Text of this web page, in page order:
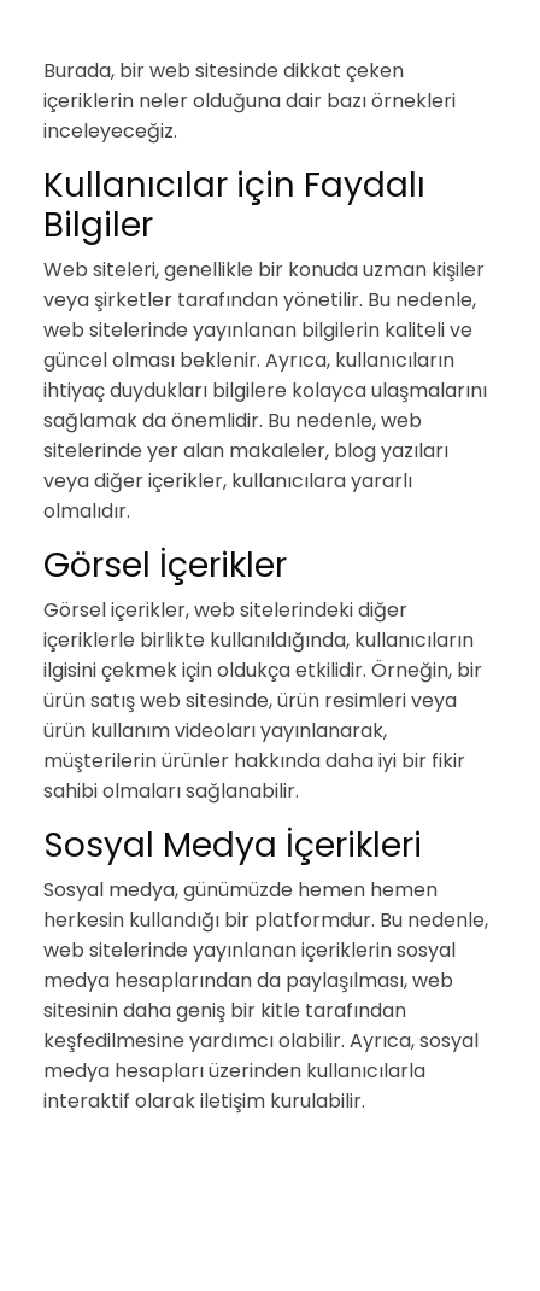
Burada, bir web sitesinde dikkat çeken
içeriklerin neler olduğuna dair bazı örnekleri
inceleyeceğiz.
Kullanıcılar için Faydalı
Bilgiler
Web siteleri, genellikle bir konuda uzman kişiler
veya şirketler tarafından yönetilir. Bu nedenle,
web sitelerinde yayınlanan bilgilerin kaliteli ve
güncel olması beklenir. Ayrıca, kullanıcıların
ihtiyaç duydukları bilgilere kolayca ulaşmalarını
sağlamak da önemlidir. Bu nedenle, web
sitelerinde yer alan makaleler, blog yazıları
veya diğer içerikler, kullanıcılara yararlı
olmalıdır.
Görsel İçerikler
Görsel içerikler, web sitelerindeki diğer
içeriklerle birlikte kullanıldığında, kullanıcıların
ilgisini çekmek için oldukça etkilidir. Örneğin, bir
ürün satış web sitesinde, ürün resimleri veya
ürün kullanım videoları yayınlanarak,
müşterilerin ürünler hakkında daha iyi bir fikir
sahibi olmaları sağlanabilir.
Sosyal Medya İçerikleri
Sosyal medya, günümüzde hemen hemen
herkesin kullandığı bir platformdur. Bu nedenle,
web sitelerinde yayınlanan içeriklerin sosyal
medya hesaplarından da paylaşılması, web
sitesinin daha geniş bir kitle tarafından
keşfedilmesine yardımcı olabilir. Ayrıca, sosyal
medya hesapları üzerinden kullanıcılarla
interaktif olarak iletişim kurulabilir.